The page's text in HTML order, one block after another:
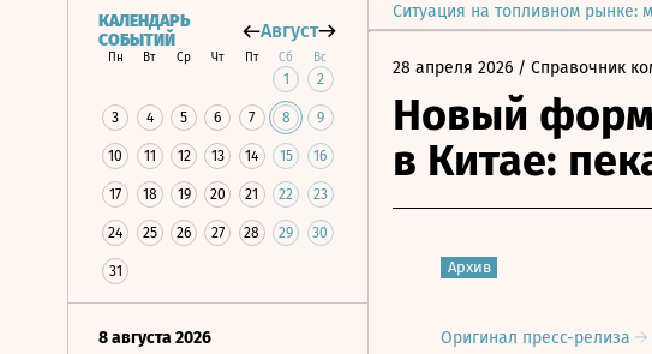
Ситуация на топливном рынке:
КАЛЕНДАРЬ
СОБЫТИЙ
Август
Пн Вт Ср Чт Пт Сб Вс
1 2
3 4 5 6 7 8 9
10 11 12 13 14 15 16
17 18 19 20 21 22 23
24 25 26 27 28 29 30
31
8 августа 2026
28 апреля 2026 / Справочник
Новый
в Китае:
Архив
Оригинал пресс-релиза